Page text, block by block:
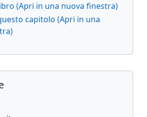
(Apri in una nuova finestra)
capitolo (Apri in una